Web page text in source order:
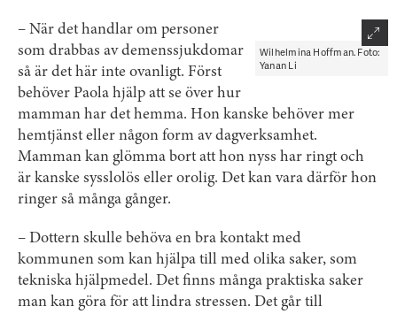
Wilhelmina Hoffman. Foto:
Yanan Li
– När det handlar om personer
som drabbas av demenssjukdomar
så är det här inte ovanligt. Först
behöver Paola hjälp att se över hur
mamman har det hemma. Hon kanske behöver mer
hemtjänst eller någon form av dagverksamhet.
Mamman kan glömma bort att hon nyss har ringt och
är kanske sysslolös eller orolig. Det kan vara därför hon
ringer så många gånger.
– Dottern skulle behöva en bra kontakt med
kommunen som kan hjälpa till med olika saker, som
tekniska hjälpmedel. Det finns många praktiska saker
man kan göra för att lindra stressen. Det går till